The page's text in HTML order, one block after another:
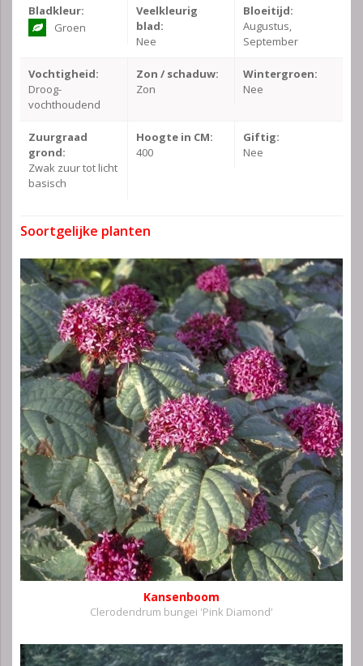
Bladkleur:
Groen
Veelkleurig
blad:
Nee
Bloeitijd:
Augustus,
September
Vochtigheid:
Droog-
vochthoudend
Zon / schaduw:
Zon
Wintergroen:
Nee
Zuurgraad
grond:
Zwak zuur tot licht
basisch
Hoogte in CM:
400
Giftig:
Nee
Soortgelijke planten
Kansenboom
Clerodendrum bungei 'Pink Diamond'